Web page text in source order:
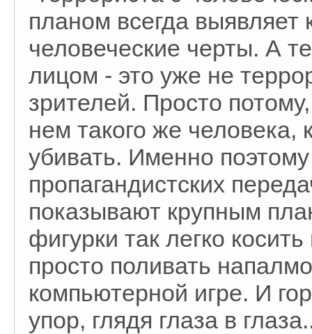
планом всегда выявляет
человеческие черты. А
лицом - это уже не
зрителей. Просто
нем такого же человека,
убивать. Именно
пропагандистских
показывают крупным
фигурки так легко
просто поливать
компьютерной игре. И
упор, глядя глаза в